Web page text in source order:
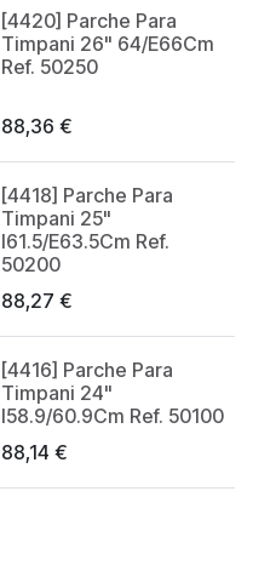
[4420] Parche Para
Timpani 26" 64/E66Cm
Ref. 50250
88,36 €
[4418] Parche Para
Timpani 25"
I61.5/E63.5Cm Ref.
50200
88,27 €
[4416] Parche Para
Timpani 24"
I58.9/60.9Cm Ref. 50100
88,14 €